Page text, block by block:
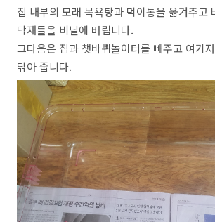
집 내부의 모래 목욕탕과 먹이통을 옮겨주고
닥재들을 비닐에 버립니다.
그다음은 집과 챗바퀴놀이터를 빼주고 여기
닦아 줍니다.